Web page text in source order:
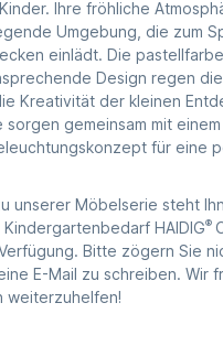
Ihre fröhliche
Umgebung, die zum
einlädt. Die
Design regen
Kreativität der kleinen
gemeinsam mit einem
für eine
unserer Möbelserie steht
Kindergartenbedarf HAIDIG®
Bitte zögern Sie
E-Mail zu schreiben. Wir
weiterzuhelfen!